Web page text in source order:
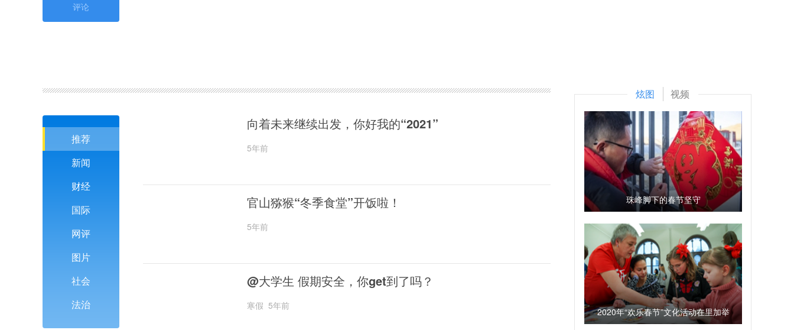
评论
推荐
新闻
财经
国际
网评
图片
社会
法治
向着未来继续出发，你好我的“2021”
5年前
官山猕猴“冬季食堂”开饭啦！
5年前
@大学生 假期安全，你get到了吗？
寒假 5年前
炫图 视频
珠峰脚下的春节坚守
2020年“欢乐春节”文化活动在里加举